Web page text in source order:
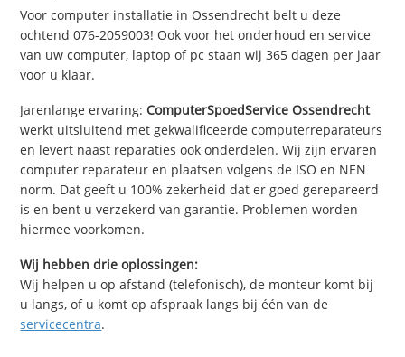
Voor computer installatie in Ossendrecht belt u deze
ochtend 076-2059003! Ook voor het onderhoud en service
van uw computer, laptop of pc staan wij 365 dagen per jaar
voor u klaar.
Jarenlange ervaring:ComputerSpoedService Ossendrecht
werkt uitsluitend met gekwalificeerde computerreparateurs
en levert naast reparaties ook onderdelen. Wij zijn ervaren
computer reparateur en plaatsen volgens de ISO en NEN
norm. Dat geeft u 100% zekerheid dat er goed gerepareerd
is en bent u verzekerd van garantie. Problemen worden
hiermee voorkomen.
Wij hebben drie oplossingen:
Wij helpen u op afstand (telefonisch), de monteur komt bij
u langs, of u komt op afspraak langs bij één van de
servicecentra.